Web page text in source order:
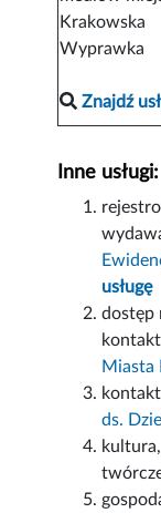
Krakowska
Wyprawka
Znajdź
Inne usługi:
usługę
dostęp
Miasta
ds.